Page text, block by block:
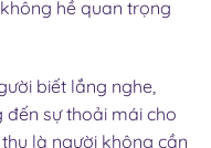
hề quan trọng
biết lắng nghe,
sự thoải mái cho
là người không cần